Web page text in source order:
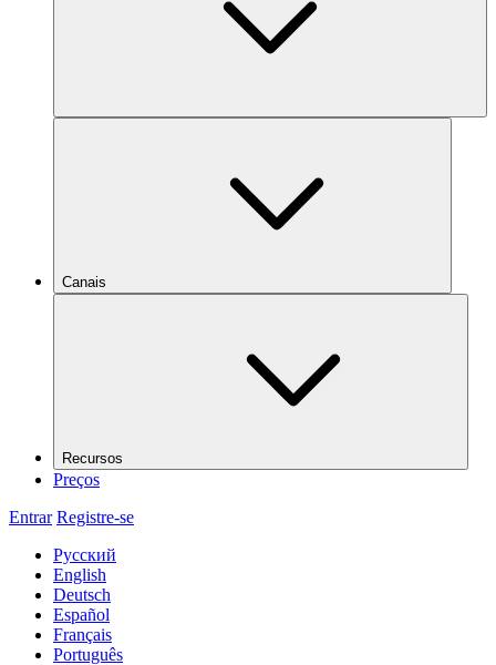
Canais
Recursos
Preços
Entrar Registre-se
Русский
English
Deutsch
Español
Français
Português